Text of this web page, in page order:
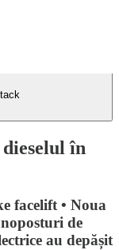
în
facelift • Noua
de
au depășit